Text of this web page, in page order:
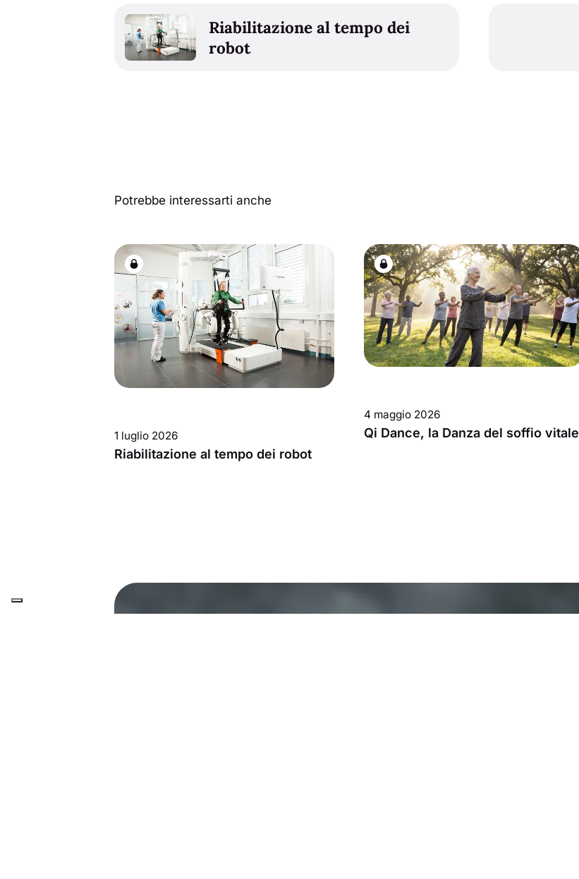
Riabilitazione al tempo dei
robot
Potrebbe interessarti anche
1 luglio 2026
Riabilitazione al tempo dei robot
4 maggio 2026
Qi Dance, la Danza del soffio vitale